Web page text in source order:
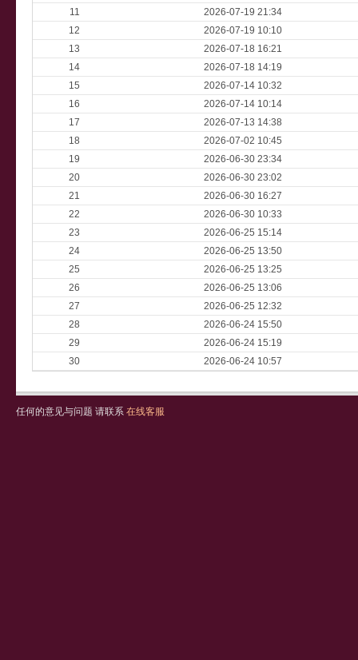
11
2026-07-19 21:34
12
2026-07-19 10:10
13
2026-07-18 16:21
14
2026-07-18 14:19
15
2026-07-14 10:32
16
2026-07-14 10:14
17
2026-07-13 14:38
18
2026-07-02 10:45
19
2026-06-30 23:34
20
2026-06-30 23:02
21
2026-06-30 16:27
22
2026-06-30 10:33
23
2026-06-25 15:14
24
2026-06-25 13:50
25
2026-06-25 13:25
26
2026-06-25 13:06
27
2026-06-25 12:32
28
2026-06-24 15:50
29
2026-06-24 15:19
30
2026-06-24 10:57
任何的意见与问题 请联系 在线客服